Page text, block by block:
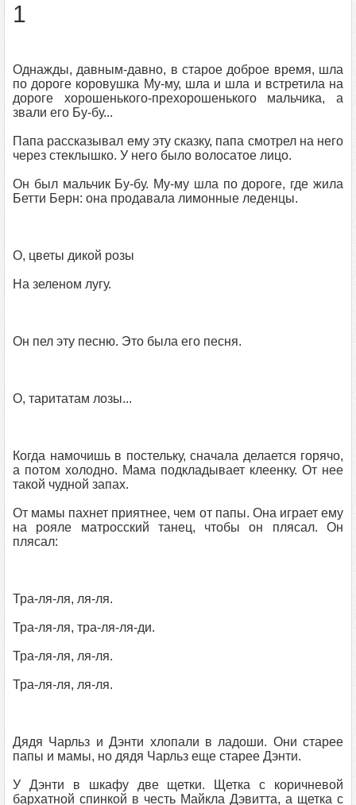
1
Однажды, давным-давно, в старое доброе время, шла
по дороге коровушка Му-му, шла и шла и встретила на
дороге хорошенького-прехорошенького мальчика, а
звали его Бу-бу...
Папа рассказывал ему эту сказку, папа смотрел на него
через стеклышко. У него было волосатое лицо.
Он был мальчик Бу-бу. Му-му шла по дороге, где жила
Бетти Берн: она продавала лимонные леденцы.
О, цветы дикой розы
На зеленом лугу.
Он пел эту песню. Это была его песня.
О, таритатам лозы...
Когда намочишь в постельку, сначала делается горячо,
а потом холодно. Мама подкладывает клеенку. От нее
такой чудной запах.
От мамы пахнет приятнее, чем от папы. Она играет ему
на рояле матросский танец, чтобы он плясал. Он
плясал:
Тра-ля-ля, ля-ля.
Тра-ля-ля, тра-ля-ля-ди.
Тра-ля-ля, ля-ля.
Тра-ля-ля, ля-ля.
Дядя Чарльз и Дэнти хлопали в ладоши. Они старее
папы и мамы, но дядя Чарльз еще старее Дэнти.
У Дэнти в шкафу две щетки. Щетка с коричневой
бархатной спинкой в честь Майкла Дэвитта, а щетка с